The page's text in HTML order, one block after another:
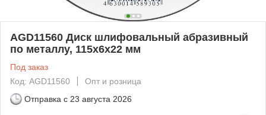
AGD11560 Диск шлифовальный абразивный
по металлу, 115х6х22 мм
Под заказ
Код: AGD11560
Опт и розница
Отправка с 23 августа 2026